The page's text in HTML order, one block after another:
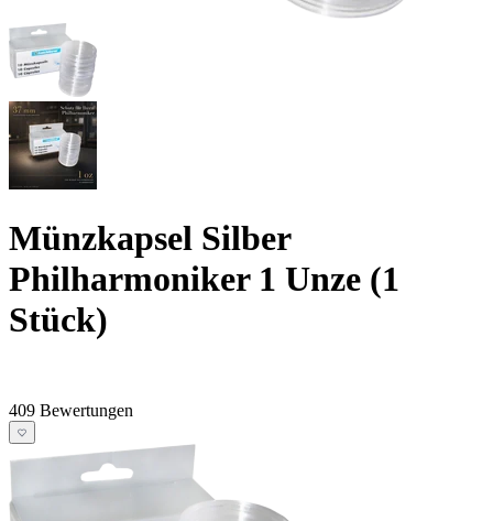
Münzkapsel Silber
Philharmoniker 1 Unze (1
Stück)
409 Bewertungen